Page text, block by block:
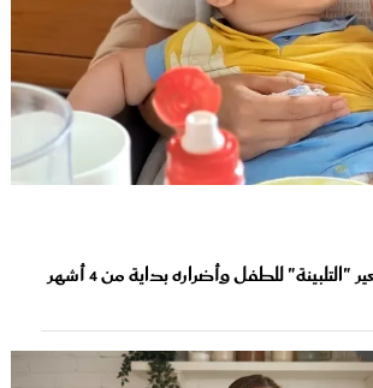
فوائد حساء الشعير "التلبينة" للطفل وأضراره بداية من 4 أشهر